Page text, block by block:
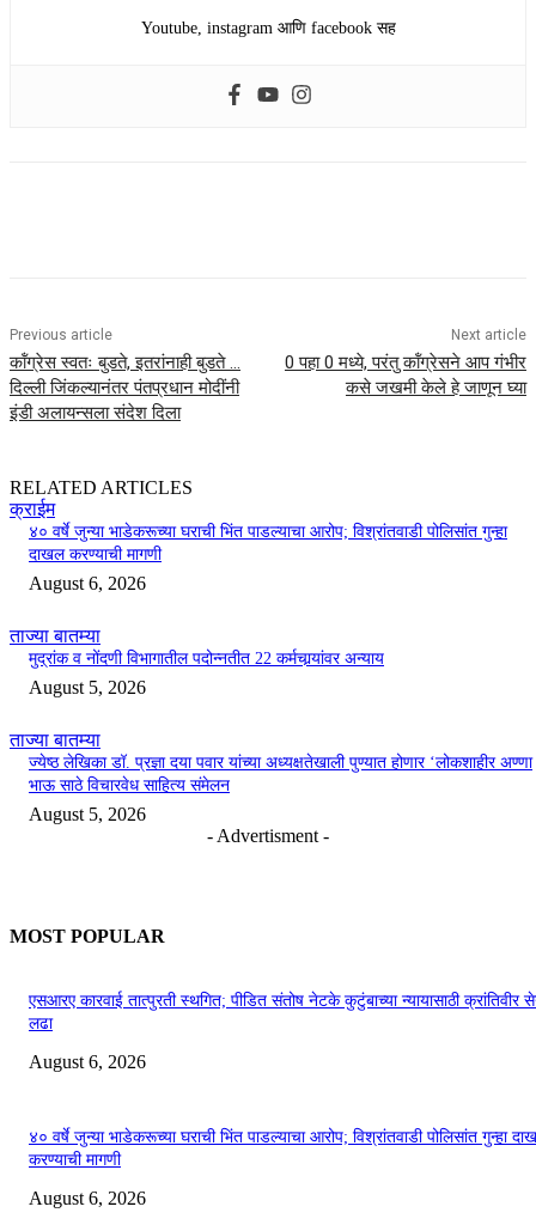
Youtube, instagram आणि facebook सह
Previous article
कॉंग्रेस स्वतः बुडते, इतरांनाही बुडते …
दिल्ली जिंकल्यानंतर पंतप्रधान मोदींनी
इंडी अलायन्सला संदेश दिला
Next article
0 पहा 0 मध्ये, परंतु कॉंग्रेसने आप गंभीर
कसे जखमी केले हे जाणून घ्या
RELATED ARTICLES
क्राईम
४० वर्षे जुन्या भाडेकरूच्या घराची भिंत पाडल्याचा आरोप; विश्रांतवाडी पोलिसांत गुन्हा
दाखल करण्याची मागणी
August 6, 2026
ताज्या बातम्या
मुद्रांक व नोंदणी विभागातील पदोन्नतीत 22 कर्मचार्‍यांवर अन्याय
August 5, 2026
ताज्या बातम्या
ज्येष्ठ लेखिका डॉ. प्रज्ञा दया पवार यांच्या अध्यक्षतेखाली पुण्यात होणार ‘लोकशाहीर अण्णा
भाऊ साठे विचारवेध साहित्य संमेलन
August 5, 2026
- Advertisment -
MOST POPULAR
एसआरए कारवाई तात्पुरती स्थगित; पीडित संतोष नेटके कुटुंबाच्या न्यायासाठी क्रांतिवीर
लढा
August 6, 2026
४० वर्षे जुन्या भाडेकरूच्या घराची भिंत पाडल्याचा आरोप; विश्रांतवाडी पोलिसांत गुन्हा
करण्याची मागणी
August 6, 2026